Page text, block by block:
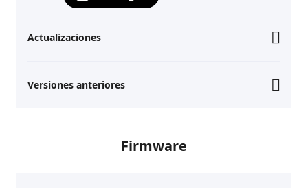
Actualizaciones
Versiones anteriores
Firmware